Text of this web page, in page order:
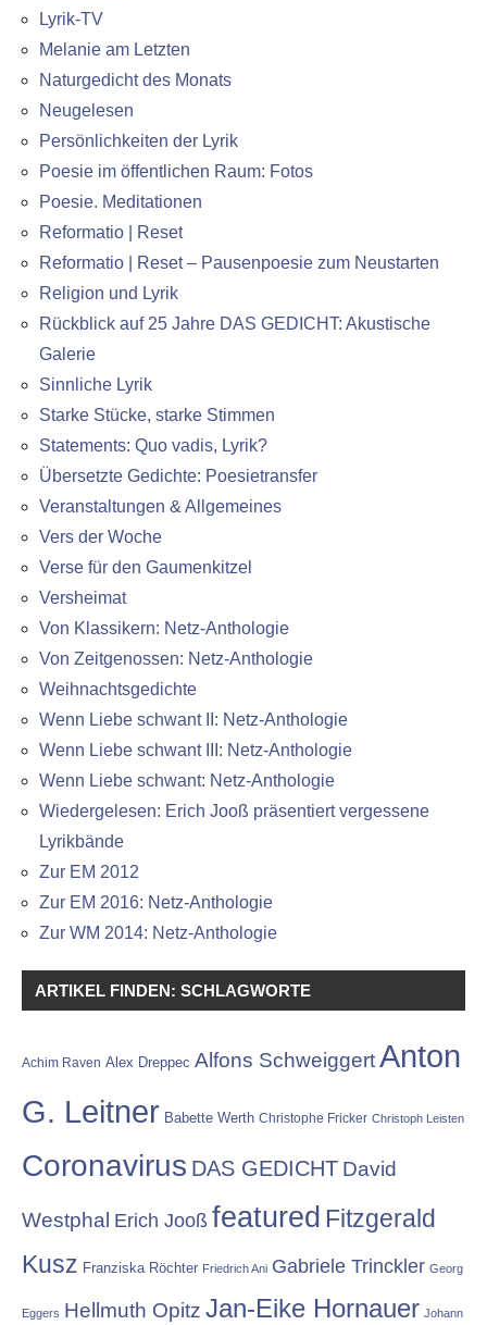
Lyrik-TV
Melanie am Letzten
Naturgedicht des Monats
Neugelesen
Persönlichkeiten der Lyrik
Poesie im öffentlichen Raum: Fotos
Poesie. Meditationen
Reformatio | Reset
Reformatio | Reset – Pausenpoesie zum Neustarten
Religion und Lyrik
Rückblick auf 25 Jahre DAS GEDICHT: Akustische
Galerie
Sinnliche Lyrik
Starke Stücke, starke Stimmen
Statements: Quo vadis, Lyrik?
Übersetzte Gedichte: Poesietransfer
Veranstaltungen & Allgemeines
Vers der Woche
Verse für den Gaumenkitzel
Versheimat
Von Klassikern: Netz-Anthologie
Von Zeitgenossen: Netz-Anthologie
Weihnachtsgedichte
Wenn Liebe schwant II: Netz-Anthologie
Wenn Liebe schwant III: Netz-Anthologie
Wenn Liebe schwant: Netz-Anthologie
Wiedergelesen: Erich Jooß präsentiert vergessene
Lyrikbände
Zur EM 2012
Zur EM 2016: Netz-Anthologie
Zur WM 2014: Netz-Anthologie
ARTIKEL FINDEN: SCHLAGWORTE
Achim Raven Alex Dreppec Alfons SchweiggertAnton
G. Leitner Babette Werth Christophe Fricker Christoph Leisten
Coronavirus DAS GEDICHT David
Westphal Erich Jooß featured Fitzgerald
Kusz Franziska Röchter Friedrich Ani Gabriele Trinckler Georg
Eggers Hellmuth Opitz Jan-Eike Hornauer Johann